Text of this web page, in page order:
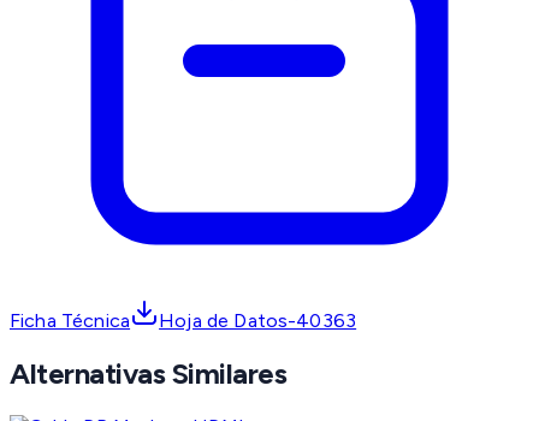
Ficha Técnica Hoja de Datos-40363
Alternativas Similares